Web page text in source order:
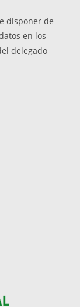
disponer de
en los
delegado